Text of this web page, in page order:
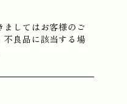
ましてはお客様のご
不良品に該当する場